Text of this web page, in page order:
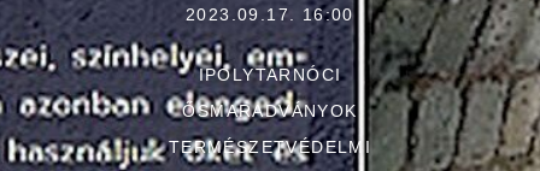
ONLINE JEGYVÁSÁRLÁS
2023.09.17. 16:00
IPOLYTARNÓCI
ŐSMARADVÁNYOK
TERMÉSZETVÉDELMI